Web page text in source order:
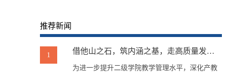
推荐新闻
1
借他山之石，筑内涵之基，走高质量发展
之路 --何仙玉率队赴邮电职院开展专题交流
为进一步提升二级学院教学管理水平，深化产教